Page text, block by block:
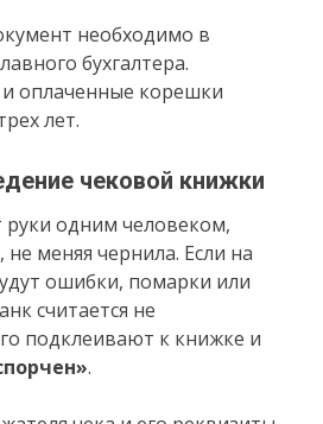
необходимо в
бухгалтера.
оплаченные корешки
лет.
чековой книжки
руки одним человеком,
меняя чернила. Если на
ошибки, помарки или
считается не
подклеивают к книжке и
.